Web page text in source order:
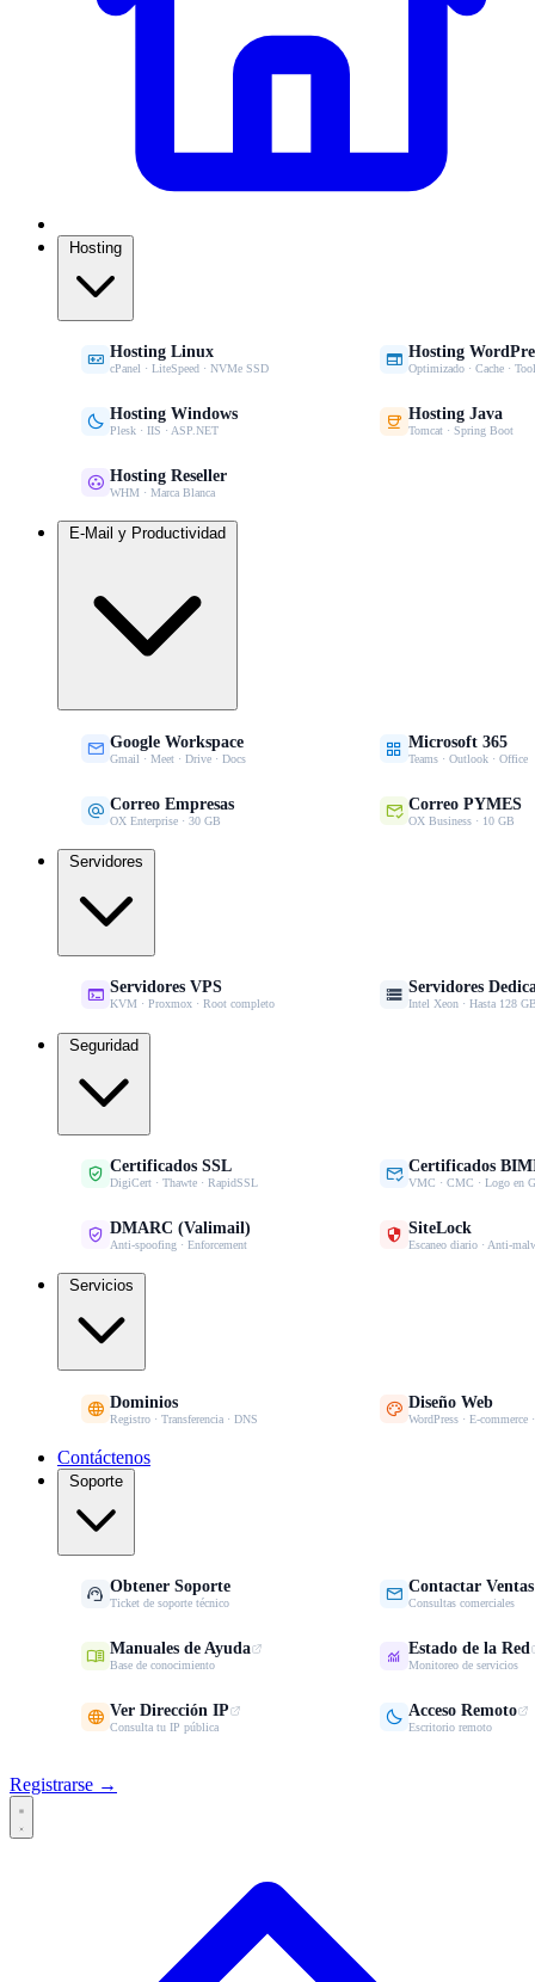
Hosting
 Hosting Linux
cPanel · LiteSpeed · NVMe SSD  Hosting
Optimizado · Cache ·
 Hosting Windows
Plesk · IIS · ASP.NET  Hosting Java
Tomcat · Spring Boot
 Hosting Reseller
WHM · Marca Blanca
E-Mail y Productividad
 Google Workspace
Gmail · Meet · Drive · Docs  Microsoft 365
Teams · Outlook · Office
 Correo Empresas
OX Enterprise · 30 GB  Correo PYMES
OX Business · 10 GB
Servidores
 Servidores VPS
KVM · Proxmox · Root completo  Servidores
Intel Xeon · Hasta 128
Seguridad
 Certificados SSL
DigiCert · Thawte · RapidSSL  Certificados
VMC · CMC · Logo en
 DMARC (Valimail)
Anti-spoofing · Enforcement  SiteLock
Escaneo diario · Anti-
Servicios
 Dominios
Registro · Transferencia · DNS  Diseño Web
WordPress · E-commerce
Contáctenos
Soporte
 Obtener Soporte
Ticket de soporte técnico  Contactar Ventas
Consultas comerciales
 Manuales de Ayuda
Base de conocimiento  Estado de la Red
Monitoreo de servicios
 Ver Dirección IP
Consulta tu IP pública  Acceso Remoto
Escritorio remoto
Registrarse →